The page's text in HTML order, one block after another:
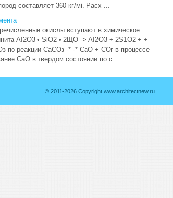
составляет 360 кг/мі. Расх ...
окислы вступают в химическое
AI2O3 • SiO2 • 2ЩО -> AI2O3 + 2S1O2 + +
по реакции СаСОз -* -* СаО + СОг в процессе
СаО в твердом состоянии по с ...
© 2011-2026 Copyright www.architectnew.ru